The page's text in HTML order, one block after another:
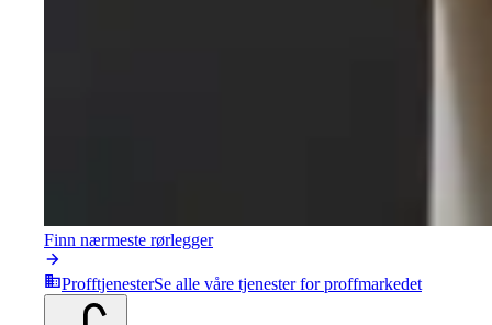
Finn nærmeste rørlegger
ProfftjenesterSe alle våre tjenester for proffmarkedet